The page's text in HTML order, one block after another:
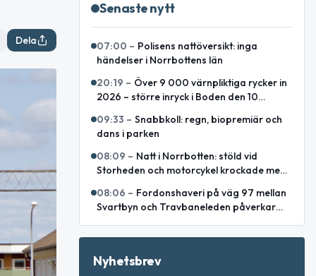
Dela
Senaste nytt
07:00 – Polisens nattöversikt: inga
händelser i Norrbottens län
20:19 – Över 9 000 värnpliktiga rycker in
2026 – större inryck i Boden den 10
09:33 – Snabbkoll: regn, biopremiär och
dans i parken
08:09 – Natt i Norrbotten: stöld vid
Storheden och motorcykel krockade med
08:06 – Fordonshaveri på väg 97 mellan
Svartbyn och Travbaneleden påverkar
Nyhetsbrev